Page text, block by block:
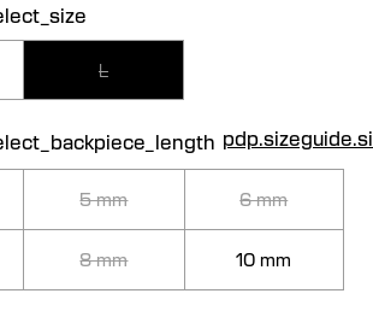
L
5 mm 6 mm
8 mm 10 mm